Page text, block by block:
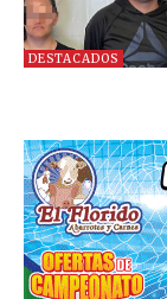
DESTACADOS